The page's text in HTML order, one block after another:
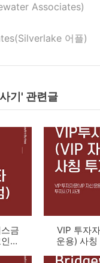
Associates)
어플)
기' 관련글
금
거
VIP 투자
운용) 사칭